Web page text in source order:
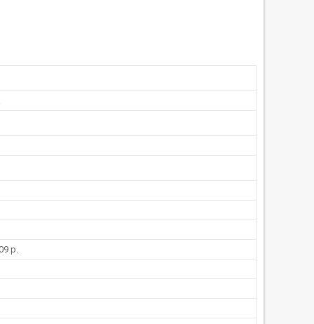
р.